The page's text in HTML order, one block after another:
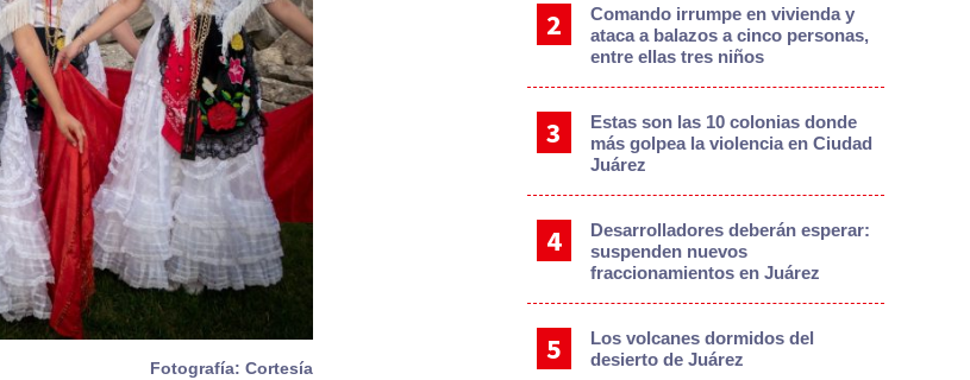
Fotografía: Cortesía
Comando irrumpe en vivienda y
ataca a balazos a cinco personas,
entre ellas tres niños
Estas son las 10 colonias donde
más golpea la violencia en Ciudad
Juárez
Desarrolladores deberán esperar:
suspenden nuevos
fraccionamientos en Juárez
Los volcanes dormidos del
desierto de Juárez